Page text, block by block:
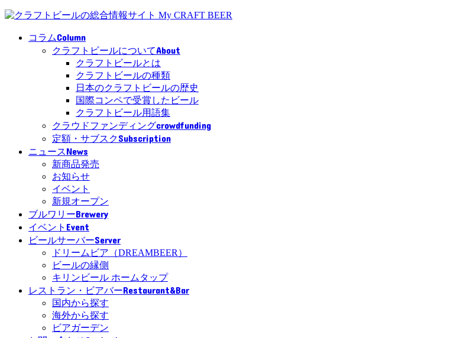
コラムColumn
クラフトビールについてAbout
クラフトビールとは
クラフトビールの種類
日本のクラフトビールの歴史
国際コンペで受賞したビール
クラフトビール用語集
クラウドファンディングcrowdfunding
定額・サブスクSubscription
ニュースNews
新商品発売
お知らせ
イベント
新規オープン
ブルワリーBrewery
イベント Event
ビールサーバーServer
ドリームビア（DREAMBEER）
ビールの縁側
キリンビール ホームタップ
レストラン・ビアバーRestaurant&Bar
国内から探す
海外から探す
ビアガーデン